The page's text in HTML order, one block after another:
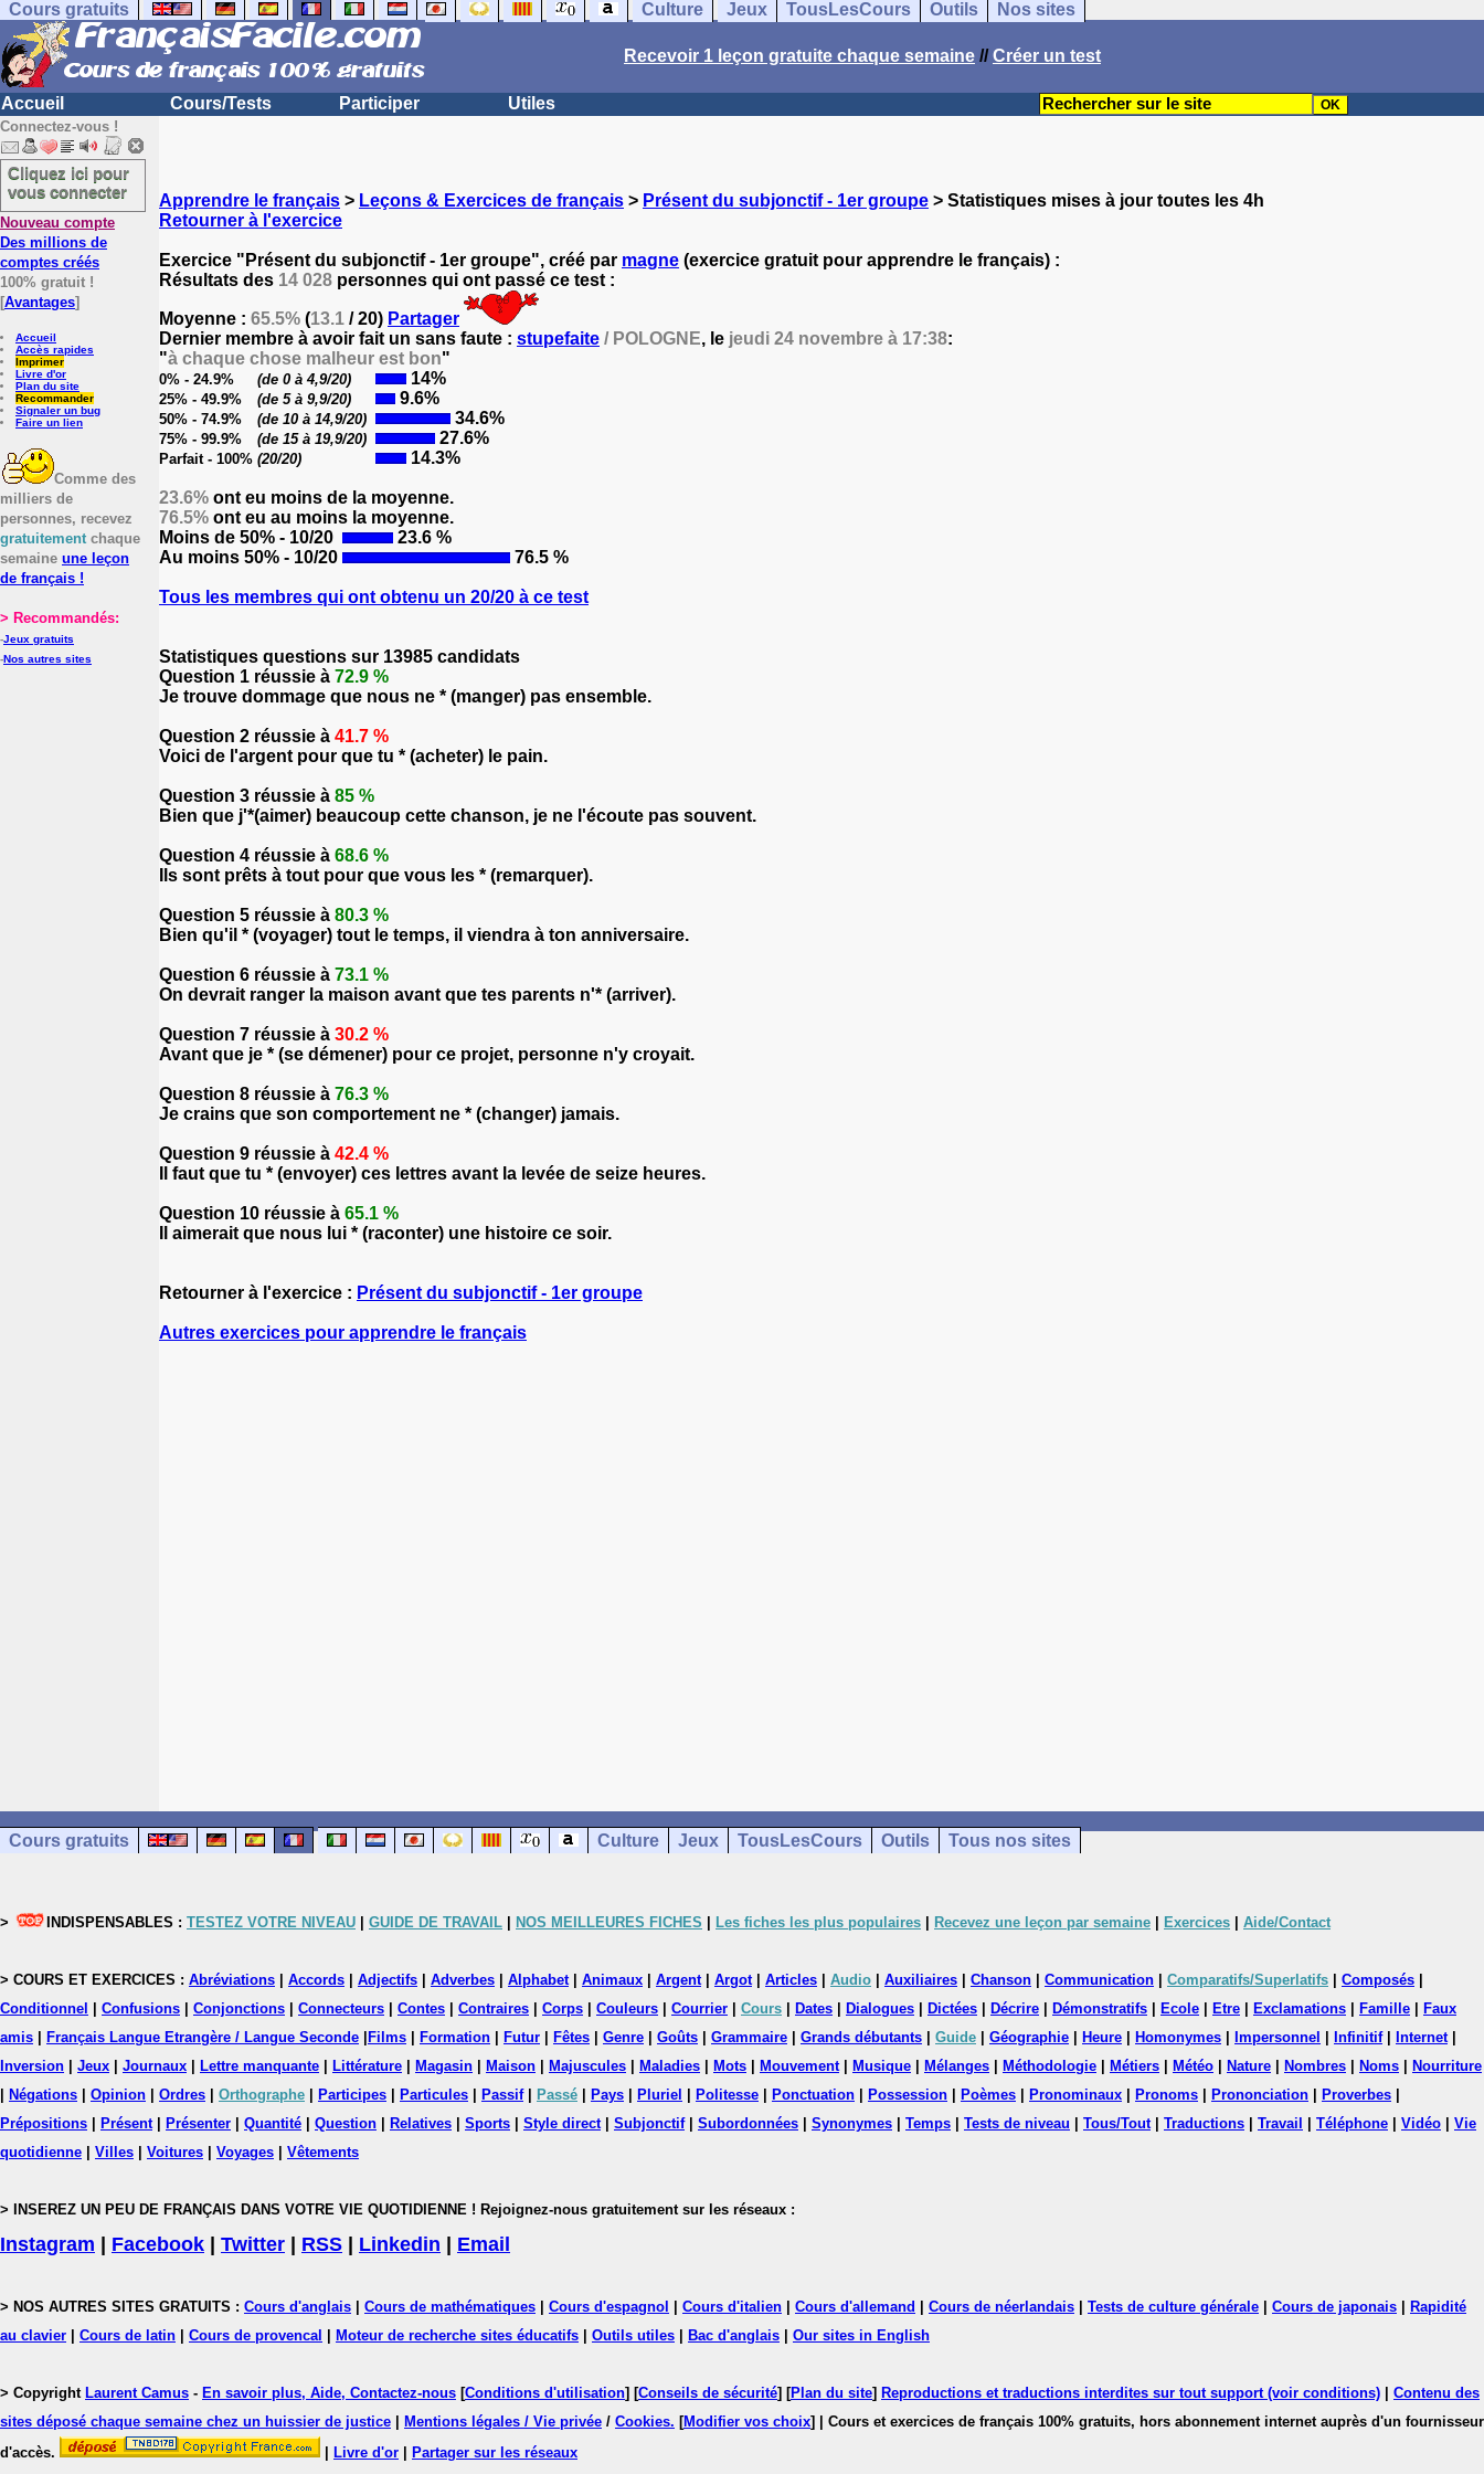
Cours gratuits Culture Jeux TousLesCours Outils Nos sites
Recevoir 1 leçon gratuite chaque semaine //Créer un test
Accueil Cours/Tests Participer Utiles
Connectez-vous !
Cliquez ici pour
vous connecter
Nouveau compte
Des millions de
comptes créés
100% gratuit !
[Avantages]
Accueil
Accès rapides
Imprimer
Livre d'or
Plan du site
Recommander
Signaler un bug
Faire un lien
Comme des
milliers de
personnes, recevez
gratuitementchaque
semaine une leçon
de français !
> Recommandés:
-Jeux gratuits
-Nos autres sites
Apprendre le français > Leçons & Exercices de français > Présent du subjonctif - 1er groupe > Statistiques mises à jour toutes les 4h
Retourner à l'exercice
Exercice "Présent du subjonctif - 1er groupe", créé par magne (exercice gratuit pour apprendre le français) :
Résultats des 14 028 personnes qui ont passé ce test :
Moyenne : 65.5% (13.1 / 20) Partager
Dernier membre à avoir fait un sans faute : stupefaite / POLOGNE, le jeudi 24 novembre à 17:38:
"à chaque chose malheur est bon"
0% - 24.9% (de 0 à 4,9/20) 14%
25% - 49.9% (de 5 à 9,9/20) 9.6%
50% - 74.9% (de 10 à 14,9/20) 34.6%
75% - 99.9% (de 15 à 19,9/20) 27.6%
Parfait - 100% (20/20) 14.3%
23.6% ont eu moins de la moyenne.
76.5% ont eu au moins la moyenne.
Moins de 50% - 10/20
23.6 %
Au moins 50% - 10/20
76.5 %
Tous les membres qui ont obtenu un 20/20 à ce test
Statistiques questions sur 13985 candidats
Question 1 réussie à 72.9 %
Je trouve dommage que nous ne * (manger) pas ensemble.
Question 2 réussie à 41.7 %
Voici de l'argent pour que tu * (acheter) le pain.
Question 3 réussie à 85 %
Bien que j'*(aimer) beaucoup cette chanson, je ne l'écoute pas souvent.
Question 4 réussie à 68.6 %
Ils sont prêts à tout pour que vous les * (remarquer).
Question 5 réussie à 80.3 %
Bien qu'il * (voyager) tout le temps, il viendra à ton anniversaire.
Question 6 réussie à 73.1 %
On devrait ranger la maison avant que tes parents n'* (arriver).
Question 7 réussie à 30.2 %
Avant que je * (se démener) pour ce projet, personne n'y croyait.
Question 8 réussie à 76.3 %
Je crains que son comportement ne * (changer) jamais.
Question 9 réussie à 42.4 %
Il faut que tu * (envoyer) ces lettres avant la levée de seize heures.
Question 10 réussie à 65.1 %
Il aimerait que nous lui * (raconter) une histoire ce soir.
Retourner à l'exercice : Présent du subjonctif - 1er groupe
Autres exercices pour apprendre le français
Cours gratuits Culture Jeux TousLesCours Outils Tous nos sites
> INDISPENSABLES : TESTEZ VOTRE NIVEAU GUIDE DE TRAVAIL NOS MEILLEURES FICHES Les fiches les plus populaires Recevez une leçon par semaine Exercices Aide/Contact
> COURS ET EXERCICES : Abréviations Accords Adjectifs Adverbes Alphabet| Animaux Argent| Argot| Articles Audio Auxiliaires Chanson Communication Comparatifs/Superlatifs Composés
Conditionnel
Confusions Conjonctions Connecteurs Contes Contraires Corps Couleurs Courrier Cours Dates Dialogues Dictées Décrire Démonstratifs Ecole Etre Exclamations Famille
Faux
amis
Français Langue Etrangère / Langue Seconde Films Formation Futur Fêtes Genre Goûts Grammaire Grands débutants Guide Géographie Heure Homonymes Impersonnel Infinitif| Internet|
Inversion
Jeux Journaux Lettre manquante Littérature Magasin Maison Majuscules Maladies Mots Mouvement| Musique Mélanges Méthodologie Métiers Météo Nature Nombres Noms
Nourriture
Négations Opinion Ordres Orthographe Participes Particules Passif| Passé Pays Pluriel Politesse Ponctuation Possession Poèmes Pronominaux Pronoms Prononciation Proverbes
Prépositions
Présent| Présenter Quantité Question Relatives Sports Style direct| Subjonctif| Subordonnées Synonymes Temps Tests de niveau Tous/Tout| Traductions Travail Téléphone Vidéo
Vie
quotidienne
Villes Voitures Voyages Vêtements
> INSEREZ UN PEU DE FRANÇAIS DANS VOTRE VIE QUOTIDIENNE ! Rejoignez-nous gratuitement sur les réseaux :
Instagram Facebook Twitter RSS Linkedin Email
> NOS AUTRES SITES GRATUITS : Cours d'anglais Cours de mathématiques Cours d'espagnol Cours d'italien Cours d'allemand Cours de néerlandais Tests de culture générale Cours de japonais
Rapidité
au clavier
Cours de latin Cours de provencal Moteur de recherche sites éducatifs Outils utiles Bac d'anglais Our sites in English
> Copyright Laurent Camus - En savoir plus, Aide, Contactez-nous [Conditions d'utilisation] [Conseils de sécurité] [Plan du site] Reproductions et traductions interdites sur tout support (voir conditions)
Contenu des
sites déposé chaque semaine chez un huissier de justice
Mentions légales / Vie privée / Cookies. [Modifier vos choix]
| Cours et exercices de français 100% gratuits, hors abonnement internet auprès d'un fournisseur
d'accès.
Livre d'or Partager sur les réseaux